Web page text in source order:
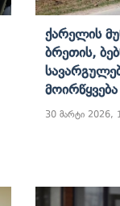
Ქარელის
Ბრეთის,
Მოირწყვება
30 მარტი 2026,